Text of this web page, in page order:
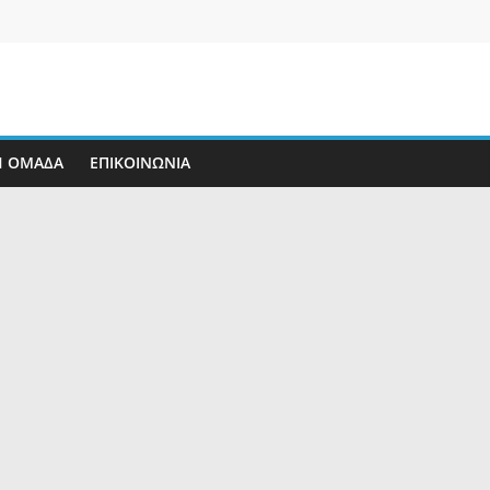
ΟΜΑΔΑ ΕΠΙΚΟΙΝΩΝΊΑ